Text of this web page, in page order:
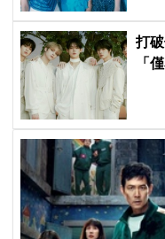
打
「